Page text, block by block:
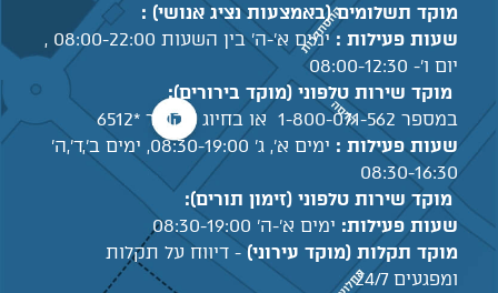
מוקד תשלומים (באמצעות נציג אנושי) :
שעות פעילות :
ימים א'-ה' בין השעות 08:00-22:00 ,
יום ו'- 08:00-12:30
מוקד שירות טלפוני (מוקד בירורים):
במספר 1-800-071-562 או בחיוג מקוצר *6512
שעות פעילות :
ימים א', ג' 08:30-19:00, ימים ב',ד',ה'
08:30-16:30
מוקד שירות טלפוני (זימון תורים):
שעות פעילות: ימים א'-ה' 08:30-19:00
מוקד תקלות (מוקד עירוני)- דיווח על תקלות
ומפגעים 24/7